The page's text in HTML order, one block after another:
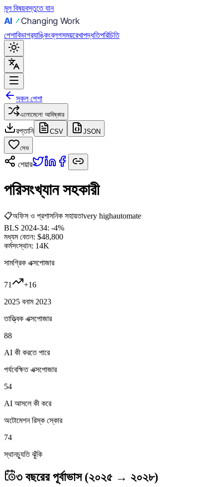
মূল বিষয়বস্তুতে যান
পেশাবিভাগর‍্যাঙ্কিংব্লগসময়রেখাপদ্ধতিপরিচিতি
সকল পেশা
এলোমেলো আবিষ্কার
রপ্তানি CSV JSON
সেভ
শেয়ার
পরিসংখ্যান সহকারী
📋অফিস ও প্রশাসনিক সহায়তাvery highautomate
BLS 2024-34: -4%
মধ্যম বেতন: $48,800
কর্মসংস্থান: 14K
সামগ্রিক এক্সপোজার
71 +16
2025 বনাম 2023
তাত্ত্বিক এক্সপোজার
88
AI কী করতে পারে
পর্যবেক্ষিত এক্সপোজার
54
AI আসলে কী করে
অটোমেশন রিস্ক স্কোর
74
স্থানচ্যুতি ঝুঁকি
৩ বছরের পূর্বাভাস (২০২৫ → ২০২৮)